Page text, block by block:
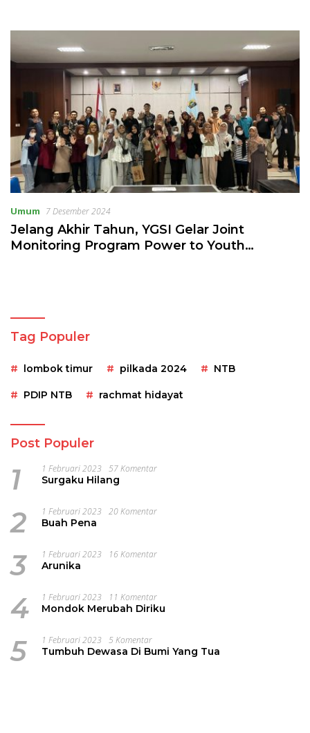
Umum 7 Desember 2024
Jelang Akhir Tahun, YGSI Gelar Joint
Monitoring Program Power to Youth
Tag Populer
lombok timur pilkada 2024 NTB
PDIP NTB rachmat hidayat
Post Populer
1 1 Februari 2023 57 Komentar
Surgaku Hilang
2 1 Februari 2023 20 Komentar
Buah Pena
3 1 Februari 2023 16 Komentar
Arunika
4 1 Februari 2023 11 Komentar
Mondok Merubah Diriku
5 1 Februari 2023 5 Komentar
Tumbuh Dewasa Di Bumi Yang Tua